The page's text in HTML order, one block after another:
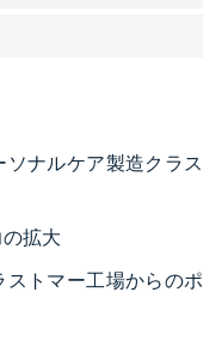
ソナルケア製造クラス
拡大
ストマー工場からのポ